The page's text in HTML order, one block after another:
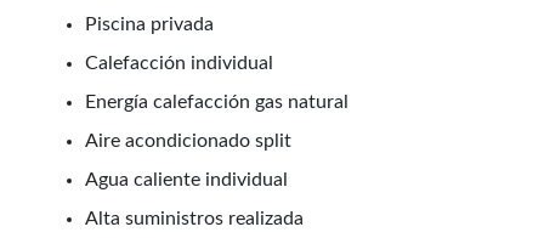
Piscina privada
Calefacción individual
Energía calefacción gas natural
Aire acondicionado split
Agua caliente individual
Alta suministros realizada